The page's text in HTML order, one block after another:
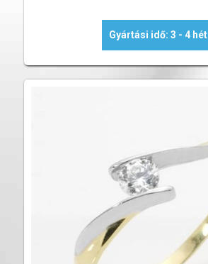
Gyártási idő: 3 - 4 hét